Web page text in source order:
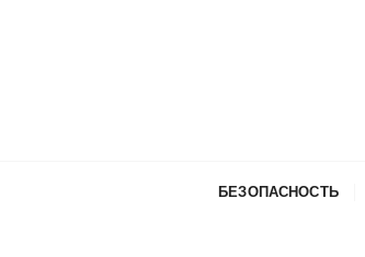
БЕЗОПАСНОСТЬ